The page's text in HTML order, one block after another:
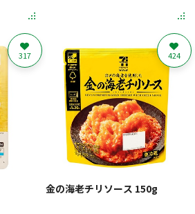
317
金の海老チリソース 150g
424